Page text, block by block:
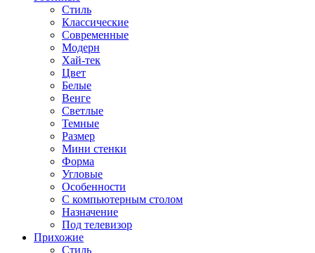
Стиль
Классические
Современные
Модерн
Хай-тек
Цвет
Белые
Венге
Светлые
Темные
Размер
Мини стенки
Форма
Угловые
Особенности
С компьютерным столом
Назначение
Под телевизор
Прихожие
Стиль